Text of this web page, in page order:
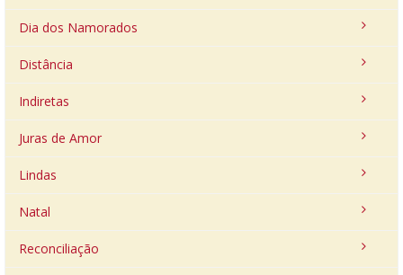
Dia dos Namorados
Distância
Indiretas
Juras de Amor
Lindas
Natal
Reconciliação